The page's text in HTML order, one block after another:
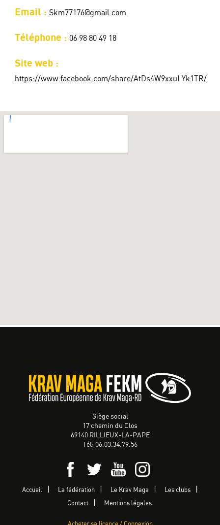
Email : Skm77176@gmail.com
Téléphone : 06 98 80 49 18
Site web :
https://www.facebook.com/share/AtDs4W9xxuLYk1TR/
Siège social
17 chemin du Clos
69140 RILLIEUX-LA-PAPE
Tél: 06.03.34.79.56
Accueil La fédération Le Krav Maga Les clubs
Contact Mentions légales